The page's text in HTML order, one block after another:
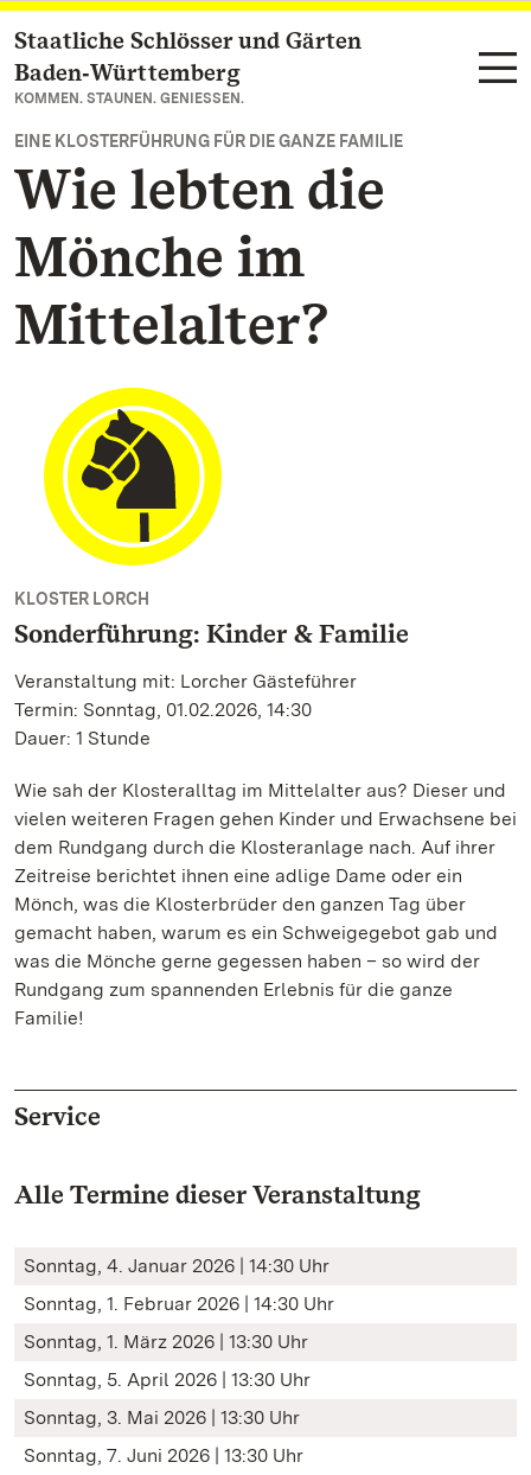
Zum Hauptinhalt springen
Staatliche Schlösser und Gärten
Baden‑Württemberg
KOMMEN. STAUNEN. GENIESSEN.
EINE KLOSTERFÜHRUNG FÜR DIE GANZE FAMILIE
Wie lebten die
Mönche im
Mittelalter?
KLOSTER LORCH
Sonderführung: Kinder & Familie
Veranstaltung mit: Lorcher Gästeführer
Termin: Sonntag, 01.02.2026, 14:30
Dauer: 1 Stunde
Wie sah der Klosteralltag im Mittelalter aus? Dieser und
vielen weiteren Fragen gehen Kinder und Erwachsene bei
dem Rundgang durch die Klosteranlage nach. Auf ihrer
Zeitreise berichtet ihnen eine adlige Dame oder ein
Mönch, was die Klosterbrüder den ganzen Tag über
gemacht haben, warum es ein Schweigegebot gab und
was die Mönche gerne gegessen haben – so wird der
Rundgang zum spannenden Erlebnis für die ganze
Familie!
Service
Alle Termine dieser Veranstaltung
Sonntag, 4. Januar 2026 | 14:30 Uhr
Sonntag, 1. Februar 2026 | 14:30 Uhr
Sonntag, 1. März 2026 | 13:30 Uhr
Sonntag, 5. April 2026 | 13:30 Uhr
Sonntag, 3. Mai 2026 | 13:30 Uhr
Sonntag, 7. Juni 2026 | 13:30 Uhr